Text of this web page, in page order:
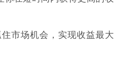
市场机会，实现收益最大